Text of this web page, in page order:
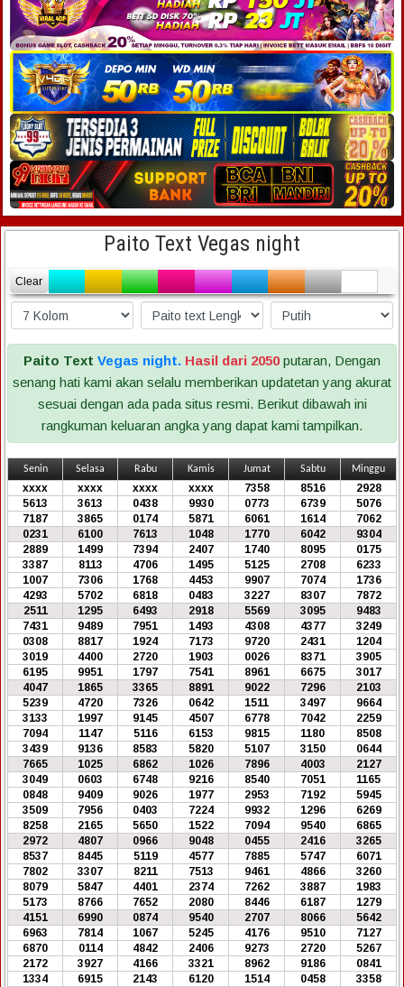
Paito Text Vegas night
Clear
Paito Text Vegas night. Hasil dari 2050putaran, Dengan
senang hati kami akan selalu memberikan updatetan yang akurat
sesuai dengan ada pada situs resmi. Berikut dibawah ini
rangkuman keluaran angka yang dapat kami tampilkan.
Senin Selasa Rabu Kamis Jumat Sabtu Minggu
xxxx xxxx xxxx xxxx 7358 8516
2928
5613
3613 0438 9930 0773 6739
5076
7187
3865 0174 5871 6061 1614
7062
0231
6100 7613 1048 1770 6042
9304
2889
1499 7394 2407 1740 8095
0175
3387
8113 4706 1495 5125 2708
6233
1007
7306 1768 4453 9907 7074
1736
4293
5702 6818 0483 3227 8307
7872
2511
1295 6493 2918 5569 3095
9483
7431
9489 7951 1493 4308 4377
3249
0308
8817 1924 7173 9720 2431
1204
3019
4400 2720 1903 0026 8371
3905
6195
9951 1797 7541 8961 6675
3017
4047
1865 3365 8891 9022 7296
2103
5239
4720 7326 0642 1511 3497
9664
3133
1997 9145 4507 6778 7042
2259
7094
1147 5116 6153 9815 1180
8508
3439
9136 8583 5820 5107 3150
0644
7665
1025 6862 1026 7896 4003
2127
3049
0603 6748 9216 8540 7051
1165
0848
9409 9026 1977 2953 7192
5945
3509
7956 0403 7224 9932 1296
6269
8258
2165 5650 1522 7094 9540
6865
2972
4807 0966 9048 0455 2416
3265
8537
8445 5119 4577 7885 5747
6071
7802
3307 8211 7513 9461 4866
3260
8079
5847 4401 2374 7262 3887
1983
5173
8766 7652 2080 8446 6187
1279
4151
6990 0874 9540 2707 8066
5642
6963
7814 1067 5245 4176 9510
7127
6870
0114 4842 2406 9273 2720
5267
2172
3927 4166 3321 8962 9186
0841
1334
6915 2143 6120 1514 0458 3358